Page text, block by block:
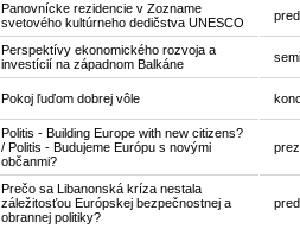
Panovnícke rezidencie v Zozname
svetového kultúrneho dedičstva UNESCO
Perspektívy ekonomického rozvoja a
investícií na západnom Balkáne
Pokoj ľuďom dobrej vôle
Politis - Building Europe with new citizens?
/ Politis - Budujeme Európu s novými
občanmi?
Prečo sa Libanonská kríza nestala
záležitosťou Európskej bezpečnostnej a
obrannej politiky?